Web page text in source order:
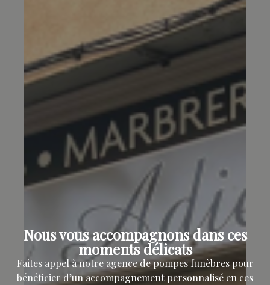
Nous vous accompagnons dans ces
moments délicats
Faites appel à notre agence de pompes funèbres pour
bénéficier d’un accompagnement personnalisé en ces